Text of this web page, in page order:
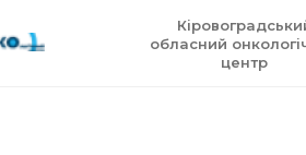
обласний
центр